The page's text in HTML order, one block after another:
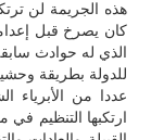
هذه الجريمة لن
كان يصرخ قبل
الذي له حوادث
للدولة بطريقة
عددا من الأبرياء
ارتكبها التنظيم